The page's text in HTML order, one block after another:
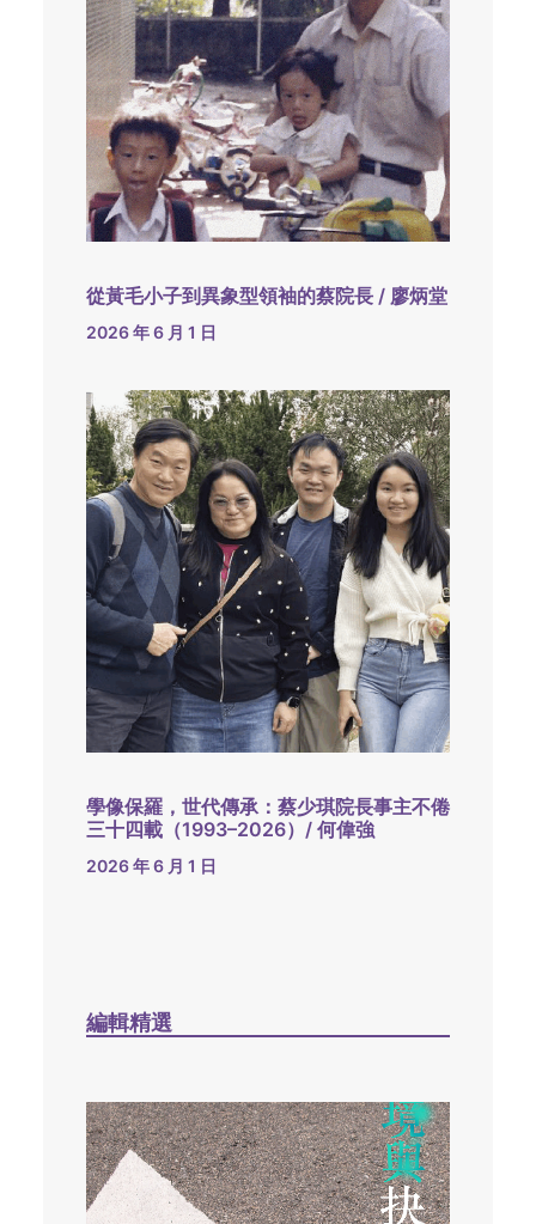
從黃毛小子到異象型領袖的蔡院長 / 廖炳堂
2026 年 6 月 1 日
學像保羅，世代傳承：蔡少琪院長事主不倦
三十四載（1993–2026）/ 何偉強
2026 年 6 月 1 日
編輯精選